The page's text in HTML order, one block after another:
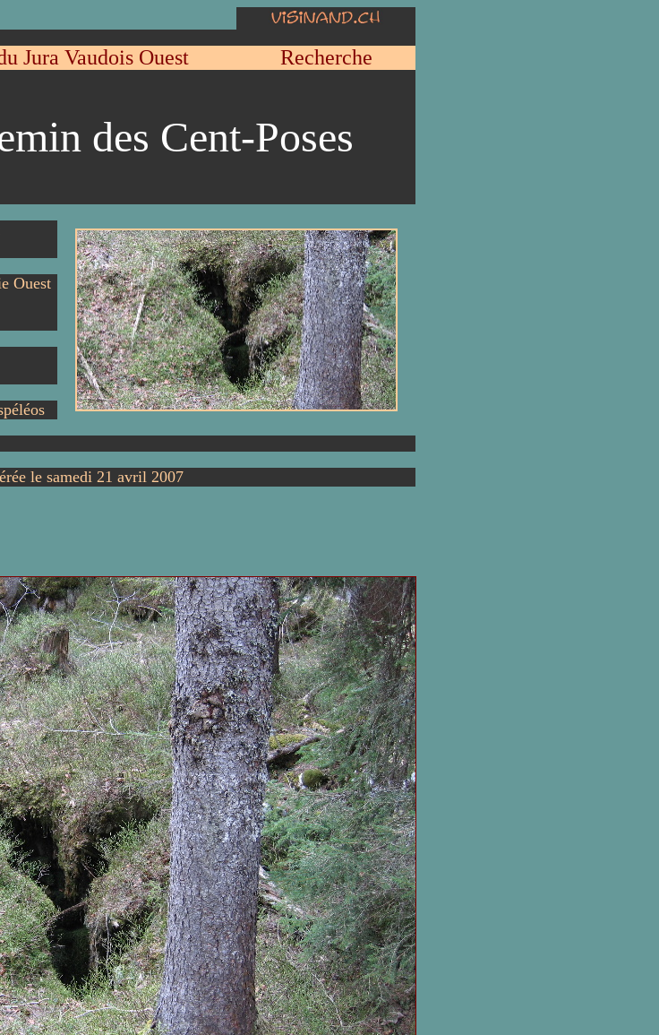
Jura Vaudois Ouest Recherche
des Cent-Poses
Ouest
le samedi 21 avril 2007